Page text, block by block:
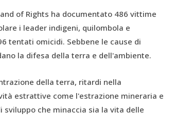
of Rights ha documentato 486 vittime
i leader indigeni, quilombola e
tentati omicidi. Sebbene le cause di
la difesa della terra e dell'ambiente.
della terra, ritardi nella
estrattive come l'estrazione mineraria e
che minaccia sia la vita delle